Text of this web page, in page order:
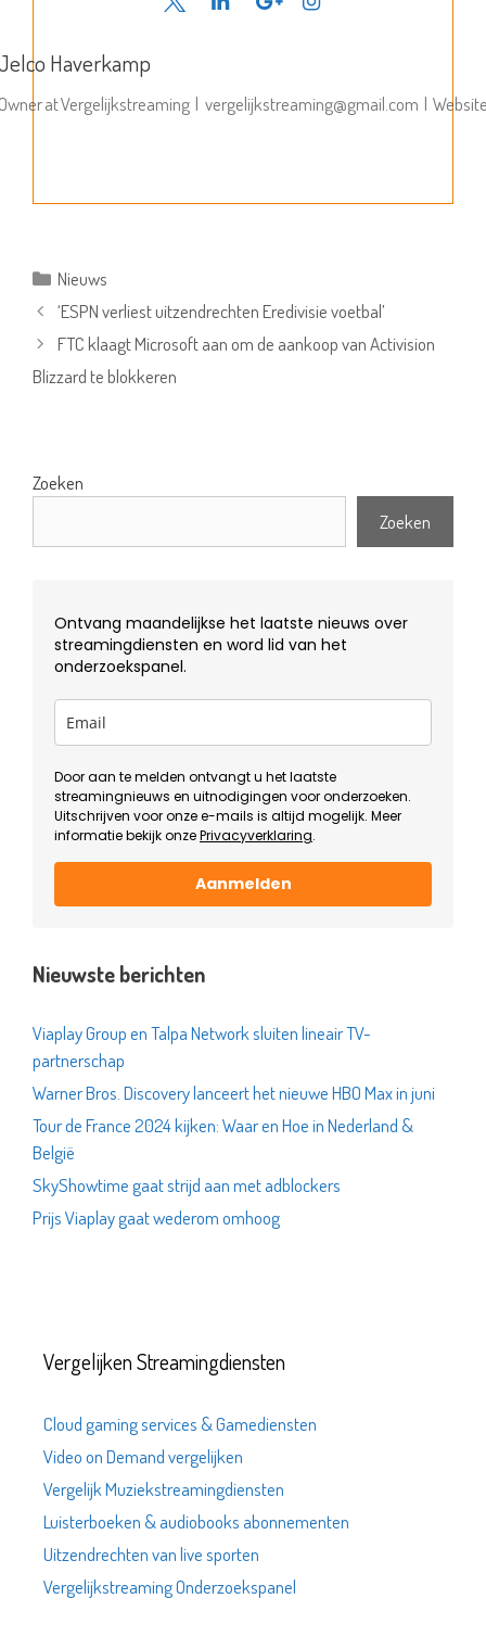
Haverkamp
atVergelijkstreaming | vergelijkstreaming@gmail.com |
Categorieën
Nieuws
‘ESPN verliest uitzendrechten Eredivisie voetbal’
FTC klaagt Microsoft aan om de aankoop van Activision
Blizzard te blokkeren
Zoeken
Zoeken
Ontvang maandelijkse het laatste nieuws over
streamingdiensten en word lid van het
onderzoekspanel.
Door aan te melden ontvangt u het laatste
streamingnieuws en uitnodigingen voor onderzoeken.
Uitschrijven voor onze e-mails is altijd mogelijk. Meer
informatie bekijk onzePrivacyverklaring.
Aanmelden
Nieuwste berichten
Viaplay Group en Talpa Network sluiten lineair TV-
partnerschap
Warner Bros. Discovery lanceert het nieuwe HBO Max in juni
Tour de France 2024 kijken: Waar en Hoe in Nederland &
België
SkyShowtime gaat strijd aan met adblockers
Prijs Viaplay gaat wederom omhoog
Vergelijken Streamingdiensten
Cloud gaming services & Gamediensten
Video on Demand vergelijken
Vergelijk Muziekstreamingdiensten
Luisterboeken & audiobooks abonnementen
Uitzendrechten van live sporten
Vergelijkstreaming Onderzoekspanel